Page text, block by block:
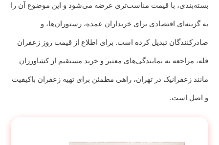
بسته‌بندی، با قیمت مناسب‌تری عرضه می‌شود و این موضوع آن را
به گزینه‌ای اقتصادی برای خریداران عمده، رستوران‌ها، و
صادرکنندگان تبدیل کرده است. برای اطلاع از قیمت روز زعفران
فله، مراجعه به نمایندگی‌های معتبر و خرید مستقیم از کشاورزان
مانند زعفرانیک در تهران، راهی مطمئن برای تهیه زعفران باکیفیت
و اصل است.